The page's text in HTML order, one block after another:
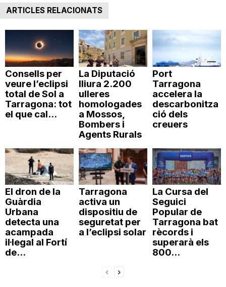
ARTICLES RELACIONATS
Consells per
veure l’eclipsi
total de Sol a
Tarragona: tot
el que cal...
La Diputació
lliura 2.200
ulleres
homologades
a Mossos,
Bombers i
Agents Rurals
Port
Tarragona
accelera la
descarbonitza
ció dels
creuers
El dron de la
Guàrdia
Urbana
detecta una
acampada
il·legal al Fortí
de...
Tarragona
activa un
dispositiu de
seguretat per
a l’eclipsi solar
La Cursa del
Seguici
Popular de
Tarragona bat
rècords i
superarà els
800...